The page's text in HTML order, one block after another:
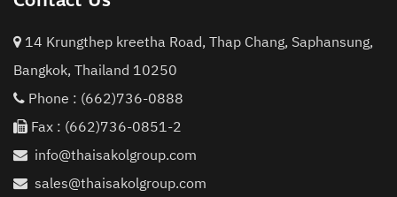
14 Krungthep kreetha Road, Thap Chang, Saphansung,
Bangkok, Thailand 10250
Phone : (662)736-0888
Fax : (662)736-0851-2
info@thaisakolgroup.com
sales@thaisakolgroup.com